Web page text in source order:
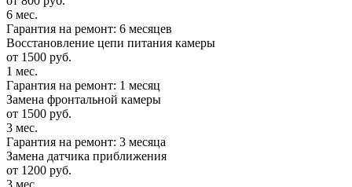
6 мес.
Гарантия на ремонт: 6 месяцев
Восстановление цепи питания камеры
от 1500 руб.
1 мес.
Гарантия на ремонт: 1 месяц
Замена фронтальной камеры
от 1500 руб.
3 мес.
Гарантия на ремонт: 3 месяца
Замена датчика приближения
от 1200 руб.